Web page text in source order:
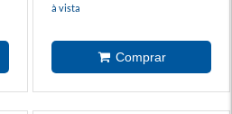
à vista